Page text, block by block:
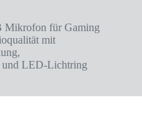
Mikrofon für Gaming
mit
und LED-Lichtring